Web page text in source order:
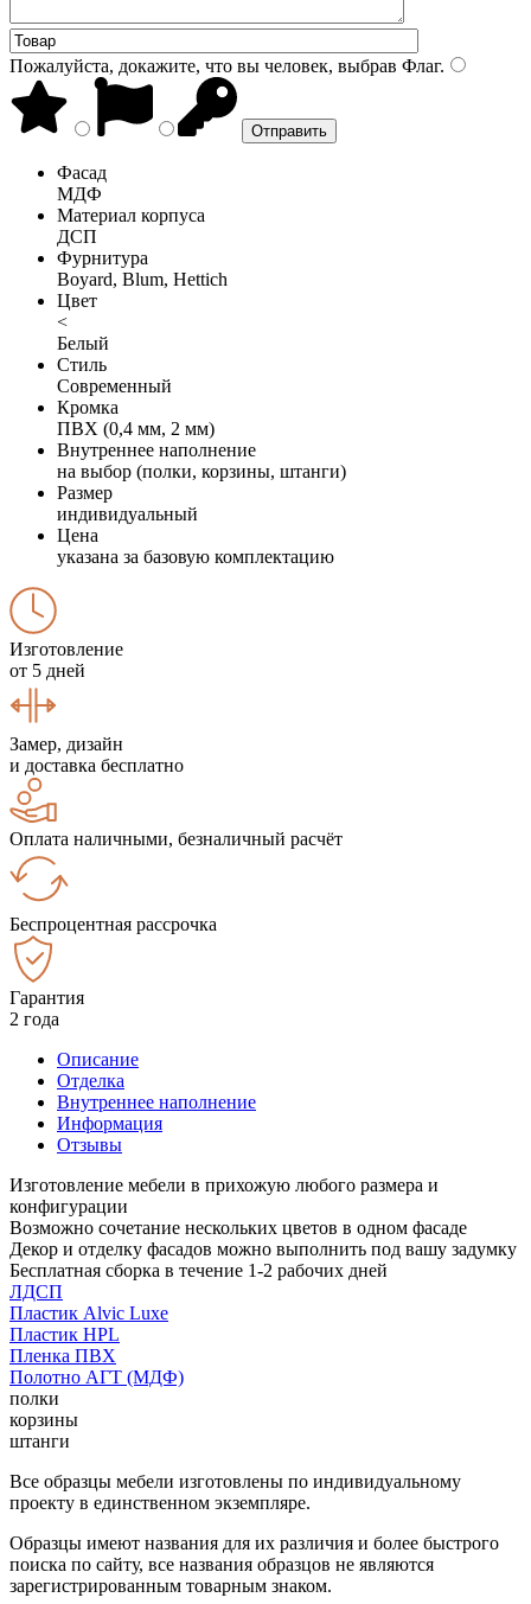
Пожалуйста, докажите, что вы человек, выбрав Флаг.
Фасад
МДФ
Материал корпуса
ДСП
Фурнитура
Boyard, Blum, Hettich
Цвет
<
Белый
Стиль
Современный
Кромка
ПВХ (0,4 мм, 2 мм)
Внутреннее наполнение
на выбор (полки, корзины, штанги)
Размер
индивидуальный
Цена
указана за базовую комплектацию
Изготовление
от 5 дней
Замер, дизайн
и доставка бесплатно
Оплата наличными, безналичный расчёт
Беспроцентная рассрочка
Гарантия
2 года
Описание
Отделка
Внутреннее наполнение
Информация
Отзывы
Изготовление мебели в прихожую любого размера и
конфигурации
Возможно сочетание нескольких цветов в одном фасаде
Декор и отделку фасадов можно выполнить под вашу задумку
Бесплатная сборка в течение 1-2 рабочих дней
ЛДСП
Пластик Alvic Luxe
Пластик HPL
Пленка ПВХ
Полотно АГТ (МДФ)
полки
корзины
штанги
Все образцы мебели изготовлены по индивидуальному
проекту в единственном экземпляре.
Образцы имеют названия для их различия и более быстрого
поиска по сайту, все названия образцов не являются
зарегистрированным товарным знаком.